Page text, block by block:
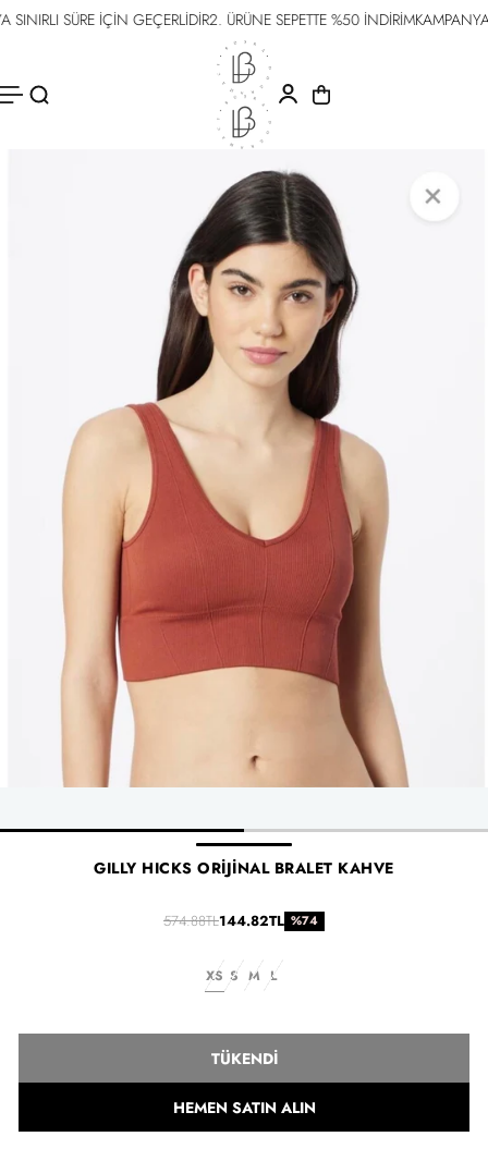
İÇERIĞESÜRE İÇİN GEÇERLİDİR2. ÜRÜNE SEPETTE %50 İNDİRİMKAMPANYA
GILLY HICKS ORIJINAL BRALET KAHVE
574.88TL144.82TL %74
XS S M L
TÜKENDI
HEMEN SATIN ALIN